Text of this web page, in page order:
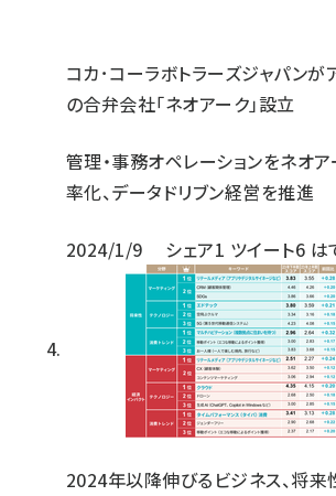
コカ･コーラボトラーズジャパンが
の合弁会社「ネオアーク」設立
管理・事務オペレーションをネオ
率化、データドリブン経営を推進
2024/1/9 シェア1 ツイート6 は
2024年以降伸びるビジネス、将来